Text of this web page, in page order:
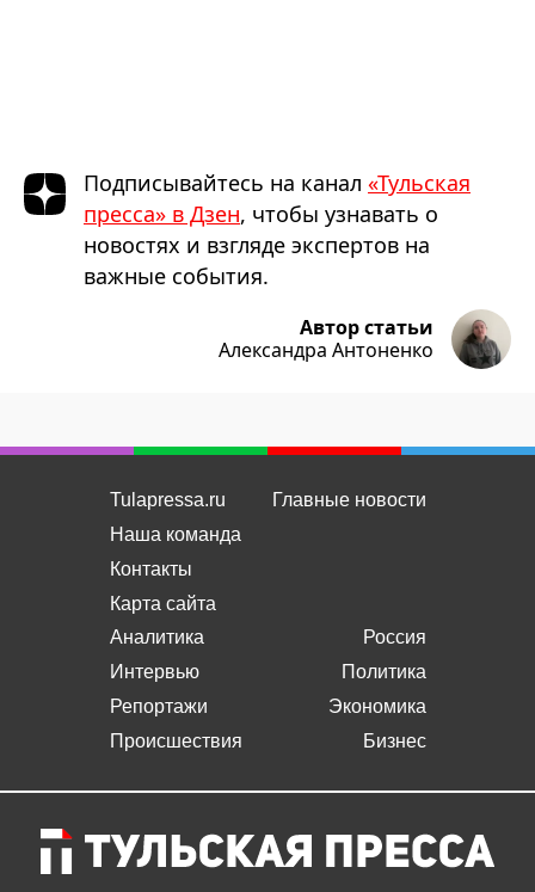
Подписывайтесь на канал «Тульская
пресса» в Дзен, чтобы узнавать о
новостях и взгляде экспертов на
важные события.
Автор статьи
Александра Антоненко
Tulapressa.ru
Наша команда
Контакты
Карта сайта
Главные новости
Аналитика
Интервью
Репортажи
Происшествия
Россия
Политика
Экономика
Бизнес